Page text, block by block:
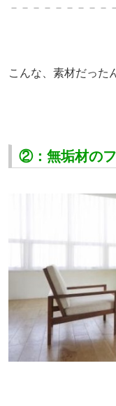
－－－－－－－－－
こんな、 素材だった
②：無垢材の